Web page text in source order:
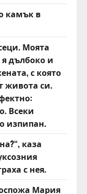
камък в
Моята
дълбоко и
с която
живота си.
Всеки
изпипан.
каза
с нея.
Мария